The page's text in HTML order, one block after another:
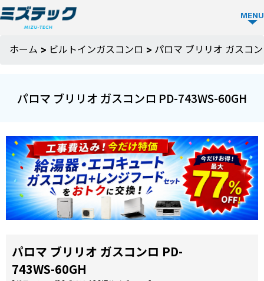
MENU
ビルトイ
食洗機を選
ぶ
メーカーか
ら選ぶ
Panasonic
人気モデル
から選ぶ
ミズテック
の強み
選ばれる理
由
お役立ち
ホーム > ビルトインガスコンロ > パロマ ブリリオ ガスコ
パロマ ブリリオ ガスコンロ PD-743WS-60GH
パロマ ブリリオ ガスコンロ PD-
743WS-60GH